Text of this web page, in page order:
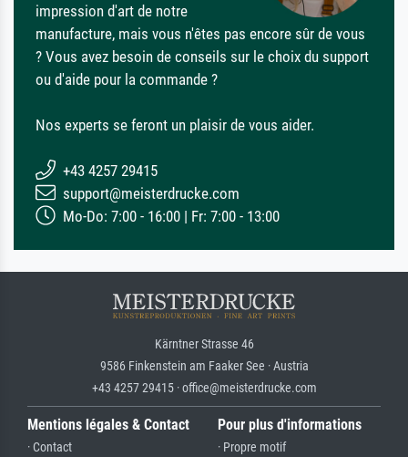
impression d'art de notre
manufacture, mais vous n'êtes pas encore sûr de vous
? Vous avez besoin de conseils sur le choix du support
ou d'aide pour la commande ?
Nos experts se feront un plaisir de vous aider.
+43 4257 29415
support@meisterdrucke.com
Mo-Do: 7:00 - 16:00 | Fr: 7:00 - 13:00
Kärntner Strasse 46
9586 Finkenstein am Faaker See · Austria
+43 4257 29415 · office@meisterdrucke.com
Mentions légales & Contact
· Contact
Pour plus d'informations
· Propre motif